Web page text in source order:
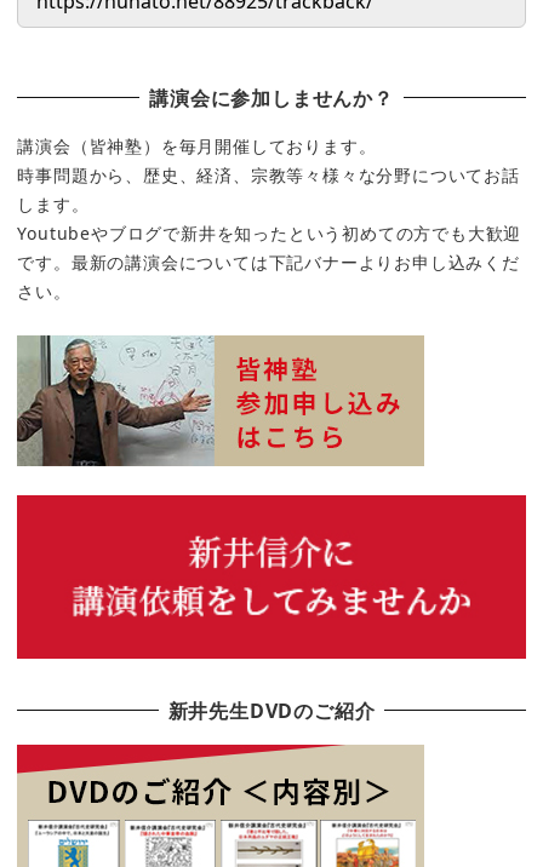
講演会に参加しませんか？
講演会（皆神塾）を毎月開催しております。
時事問題から、歴史、経済、宗教等々様々な分野についてお話
します。
Youtubeやブログで新井を知ったという初めての方でも大歓迎
です。最新の講演会については下記バナーよりお申し込みくだ
さい。
新井先生DVDのご紹介